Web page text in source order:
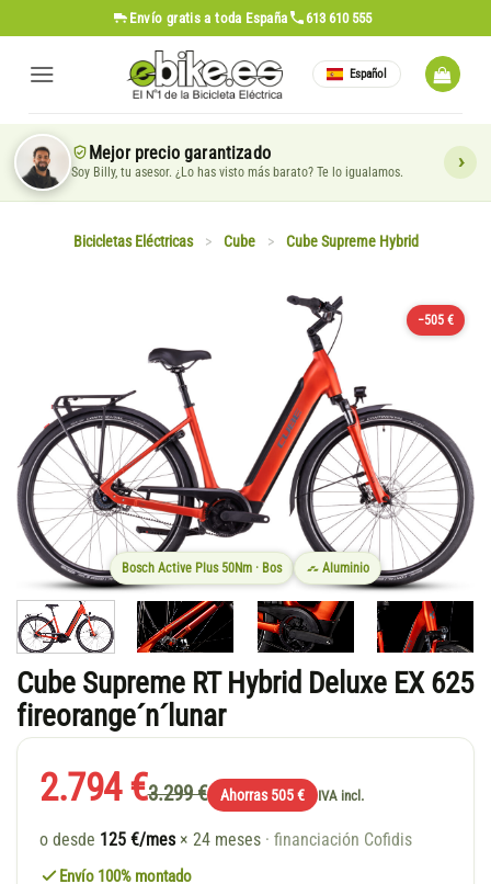
al
contenido
Envío gratis a toda España 613 610 555
Español
Mejor precio garantizado
Soy Billy, tu asesor. ¿Lo has visto más barato? Te lo igualamos.
Bicicletas Eléctricas > Cube > Cube Supreme Hybrid
−505 €
Bosch Active Plus 50Nm · Bos Aluminio
Cube Supreme RT Hybrid Deluxe EX 625
fireorange´n´lunar
2.794 €3.299 € Ahorras 505 € IVA incl.
o desde 125 €/mes × 24 meses · financiación Cofidis
Envío 100% montado